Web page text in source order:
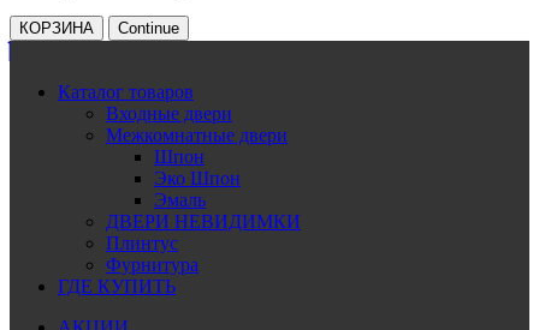
КОРЗИНА Continue
Каталог товаров
Входные двери
Межкомнатные двери
Шпон
Эко Шпон
Эмаль
ДВЕРИ НЕВИДИМКИ
Плинтус
Фурнитура
ГДЕ КУПИТЬ